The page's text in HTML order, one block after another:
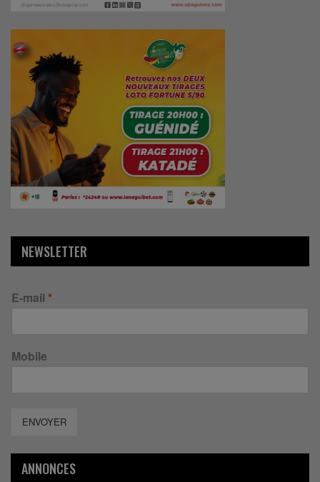
NEWSLETTER
E-mail *
Mobile
ENVOYER
ANNONCES